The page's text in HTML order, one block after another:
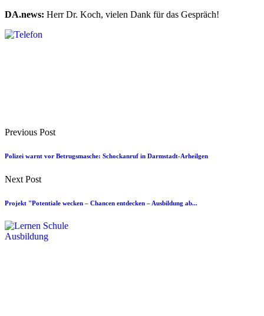
DA.news: Herr Dr. Koch, vielen Dank für das Gespräch!
Previous Post
Polizei warnt vor Betrugsmasche: Schockanruf in Darmstadt-Arheilgen
Next Post
Projekt "Potentiale wecken – Chancen entdecken – Ausbildung ab...